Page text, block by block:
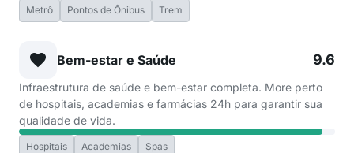
Metrô Pontos de Ônibus Trem
Bem-estar e Saúde 9.6
Infraestrutura de saúde e bem-estar completa. More perto
de hospitais, academias e farmácias 24h para garantir sua
qualidade de vida.
Hospitais Academias Spas